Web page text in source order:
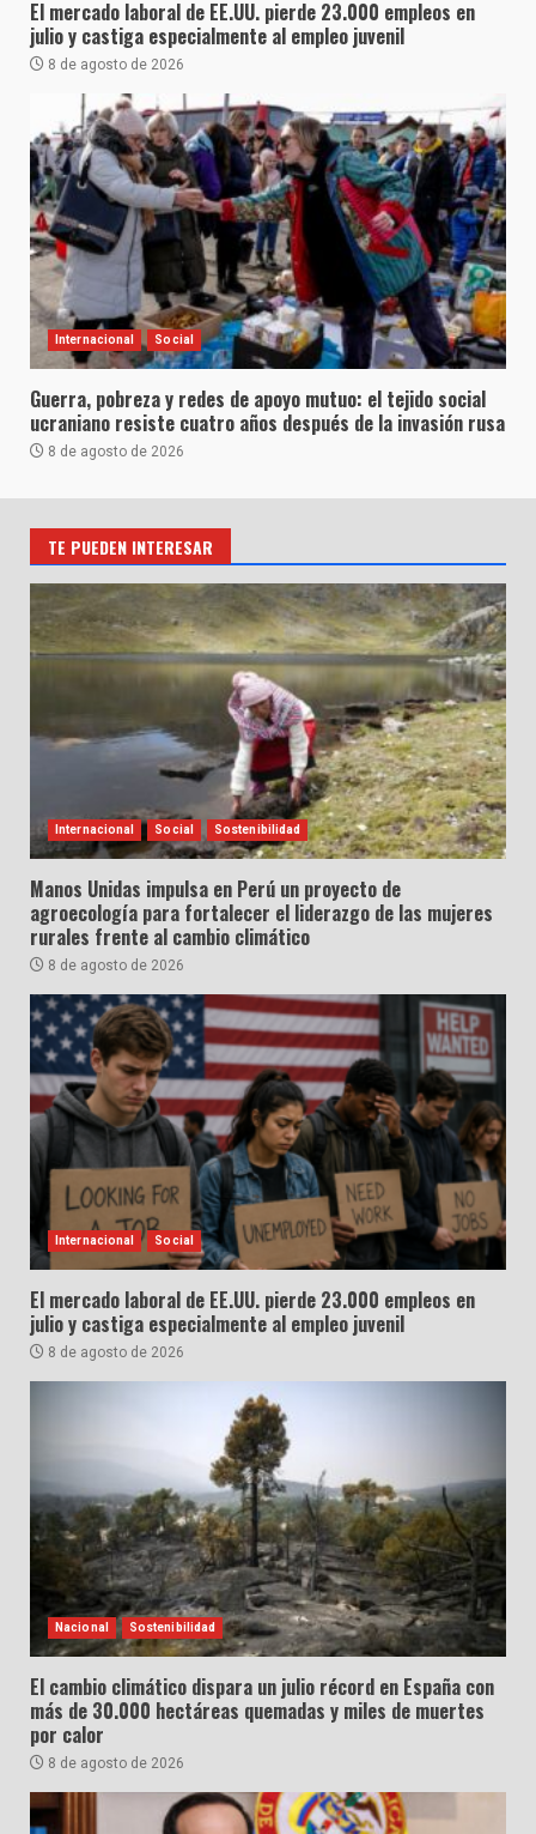
El mercado laboral de EE.UU. pierde 23.000 empleos en
julio y castiga especialmente al empleo juvenil
8 de agosto de 2026
Internacional Social
Guerra, pobreza y redes de apoyo mutuo: el tejido social
ucraniano resiste cuatro años después de la invasión rusa
8 de agosto de 2026
TE PUEDEN INTERESAR
Internacional Social Sostenibilidad
Manos Unidas impulsa en Perú un proyecto de
agroecología para fortalecer el liderazgo de las mujeres
rurales frente al cambio climático
8 de agosto de 2026
Internacional Social
El mercado laboral de EE.UU. pierde 23.000 empleos en
julio y castiga especialmente al empleo juvenil
8 de agosto de 2026
Nacional Sostenibilidad
El cambio climático dispara un julio récord en España con
más de 30.000 hectáreas quemadas y miles de muertes
por calor
8 de agosto de 2026